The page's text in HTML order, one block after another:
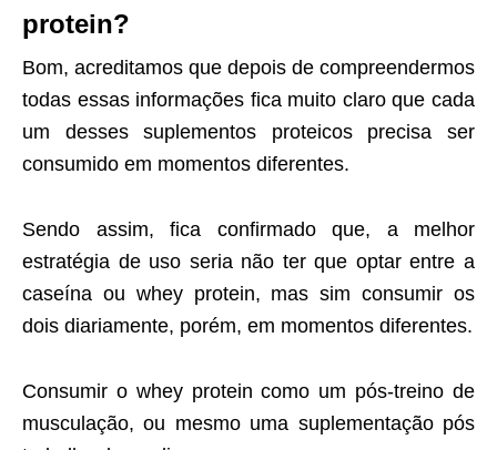
protein?
Bom, acreditamos que depois de compreendermos
todas essas informações fica muito claro que cada
um desses suplementos proteicos precisa ser
consumido em momentos diferentes.
Sendo assim, fica confirmado que, a melhor
estratégia de uso seria não ter que optar entre a
caseína ou whey protein, mas sim consumir os
dois diariamente, porém, em momentos diferentes.
Consumir o whey protein como um pós-treino de
musculação, ou mesmo uma suplementação pós